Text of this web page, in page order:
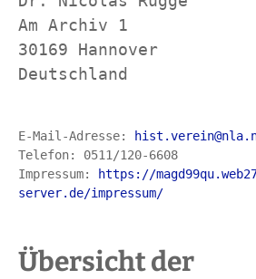
Am Archiv 1
30169 Hannover
Deutschland
E-Mail-Adresse:
Telefon: 0511/120-6608
Impressum:
https://
server.de/impressum/
Übersicht der